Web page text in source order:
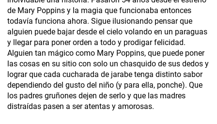
de Mary Poppins y la magia que funcionaba entonces
todavía funciona ahora. Sigue ilusionando pensar que
alguien puede bajar desde el cielo volando en un paraguas
y llegar para poner orden a todo y prodigar felicidad.
Alguien tan mágico como Mary Poppins, que puede poner
las cosas en su sitio con solo un chasquido de sus dedos y
lograr que cada cucharada de jarabe tenga distinto sabor
dependiendo del gusto del niño (y para ella, ponche). Que
los padres gruñones dejen de serlo y que las madres
distraídas pasen a ser atentas y amorosas.